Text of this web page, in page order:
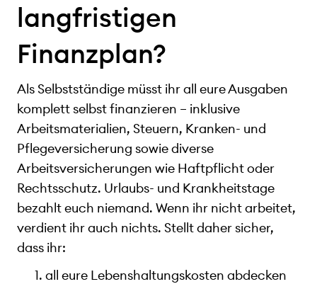
langfristigen
Finanzplan?
Als Selbstständige müsst ihr all eure Ausgaben
komplett selbst finanzieren – inklusive
Arbeitsmaterialien, Steuern, Kranken- und
Pflegeversicherung sowie diverse
Arbeitsversicherungen wie Haftpflicht oder
Rechtsschutz. Urlaubs- und Krankheitstage
bezahlt euch niemand. Wenn ihr nicht arbeitet,
verdient ihr auch nichts. Stellt daher sicher,
dass ihr:
all eure Lebenshaltungskosten abdecken